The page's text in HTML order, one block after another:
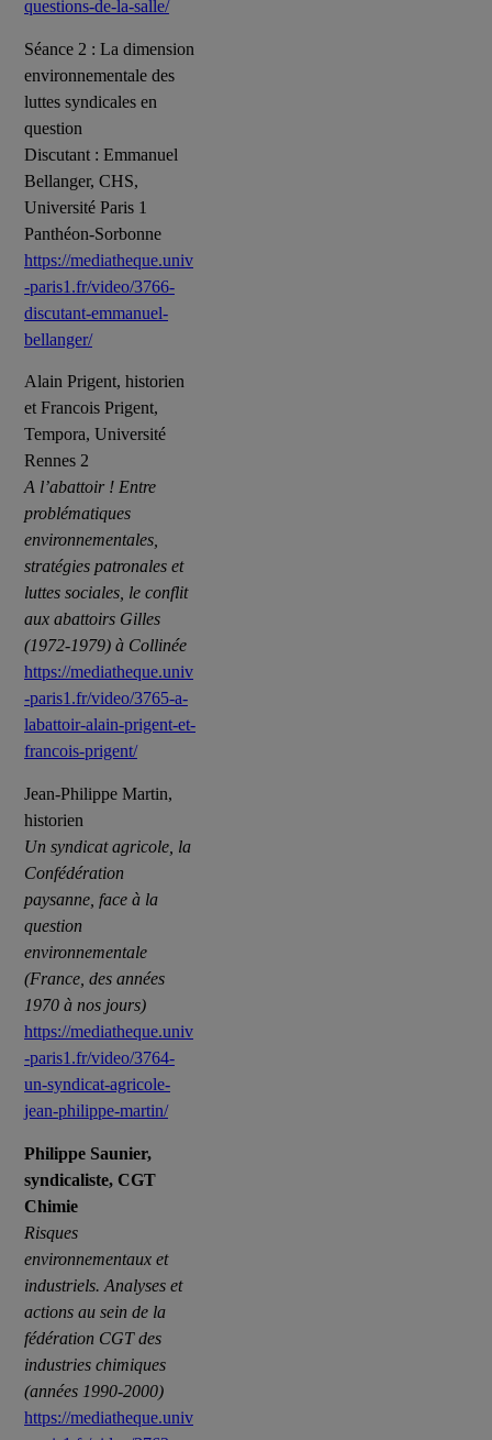
questions-de-la-salle/
Séance 2 : La dimension
environnementale des
luttes syndicales en
question
Discutant : Emmanuel
Bellanger, CHS,
Université Paris 1
Panthéon-Sorbonne
https://mediatheque.univ
-paris1.fr/video/3766-
discutant-emmanuel-
bellanger/
Alain Prigent, historien
et Francois Prigent,
Tempora, Université
Rennes 2
A l’abattoir ! Entre
problématiques
environnementales,
stratégies patronales et
luttes sociales, le conflit
aux abattoirs Gilles
(1972-1979) à Collinée
https://mediatheque.univ
-paris1.fr/video/3765-a-
labattoir-alain-prigent-et-
francois-prigent/
Jean-Philippe Martin,
historien
Un syndicat agricole, la
Confédération
paysanne, face à la
question
environnementale
(France, des années
1970 à nos jours)
https://mediatheque.univ
-paris1.fr/video/3764-
un-syndicat-agricole-
jean-philippe-martin/
Philippe Saunier,
syndicaliste, CGT
Chimie
Risques
environnementaux et
industriels. Analyses et
actions au sein de la
fédération CGT des
industries chimiques
(années 1990-2000)
https://mediatheque.univ